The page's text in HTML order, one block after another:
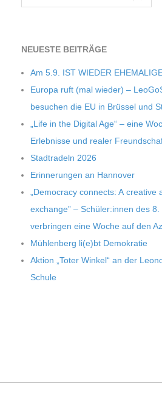
NEU­ESTE BEITRÄGE
Am 5.9. IST WIEDER
Europa ruft (mal wie­der) –
besu­chen die EU in Brüs­sel und
„Life in the Digi­tal Age“ – eine
Erleb­nisse und rea­ler
Stadt­ra­deln 2026
Erin­ne­run­gen an Hannover
„Demo­cracy con­nects: A crea­tive
exch­ange” – Schüler:innen des
ver­brin­gen eine Woche auf den
Müh­len­berg li(e)bt Demokratie
Aktion „Toter Win­kel“ an der
Schule